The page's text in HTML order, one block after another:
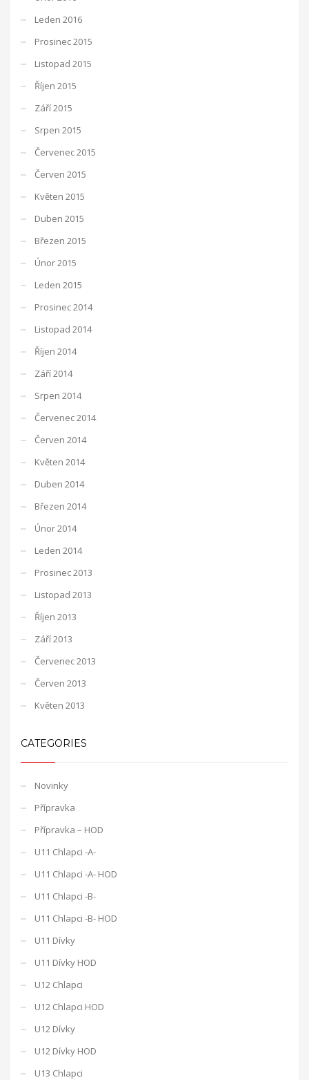
Leden 2016
Prosinec 2015
Listopad 2015
Říjen 2015
Září 2015
Srpen 2015
Červenec 2015
Červen 2015
Květen 2015
Duben 2015
Březen 2015
Únor 2015
Leden 2015
Prosinec 2014
Listopad 2014
Říjen 2014
Září 2014
Srpen 2014
Červenec 2014
Červen 2014
Květen 2014
Duben 2014
Březen 2014
Únor 2014
Leden 2014
Prosinec 2013
Listopad 2013
Říjen 2013
Září 2013
Červenec 2013
Červen 2013
Květen 2013
CATEGORIES
Novinky
Přípravka
Přípravka – HOD
U11 Chlapci -A-
U11 Chlapci -A- HOD
U11 Chlapci -B-
U11 Chlapci -B- HOD
U11 Dívky
U11 Dívky HOD
U12 Chlapci
U12 Chlapci HOD
U12 Dívky
U12 Dívky HOD
U13 Chlapci